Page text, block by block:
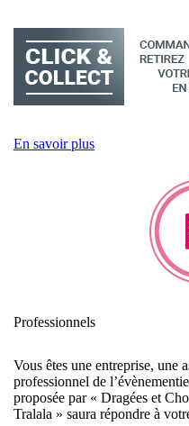
En savoir plus
Professionnels
Vous êtes une entreprise, une
professionnel de
proposée par « Dragées et
Tralala » saura répondre à